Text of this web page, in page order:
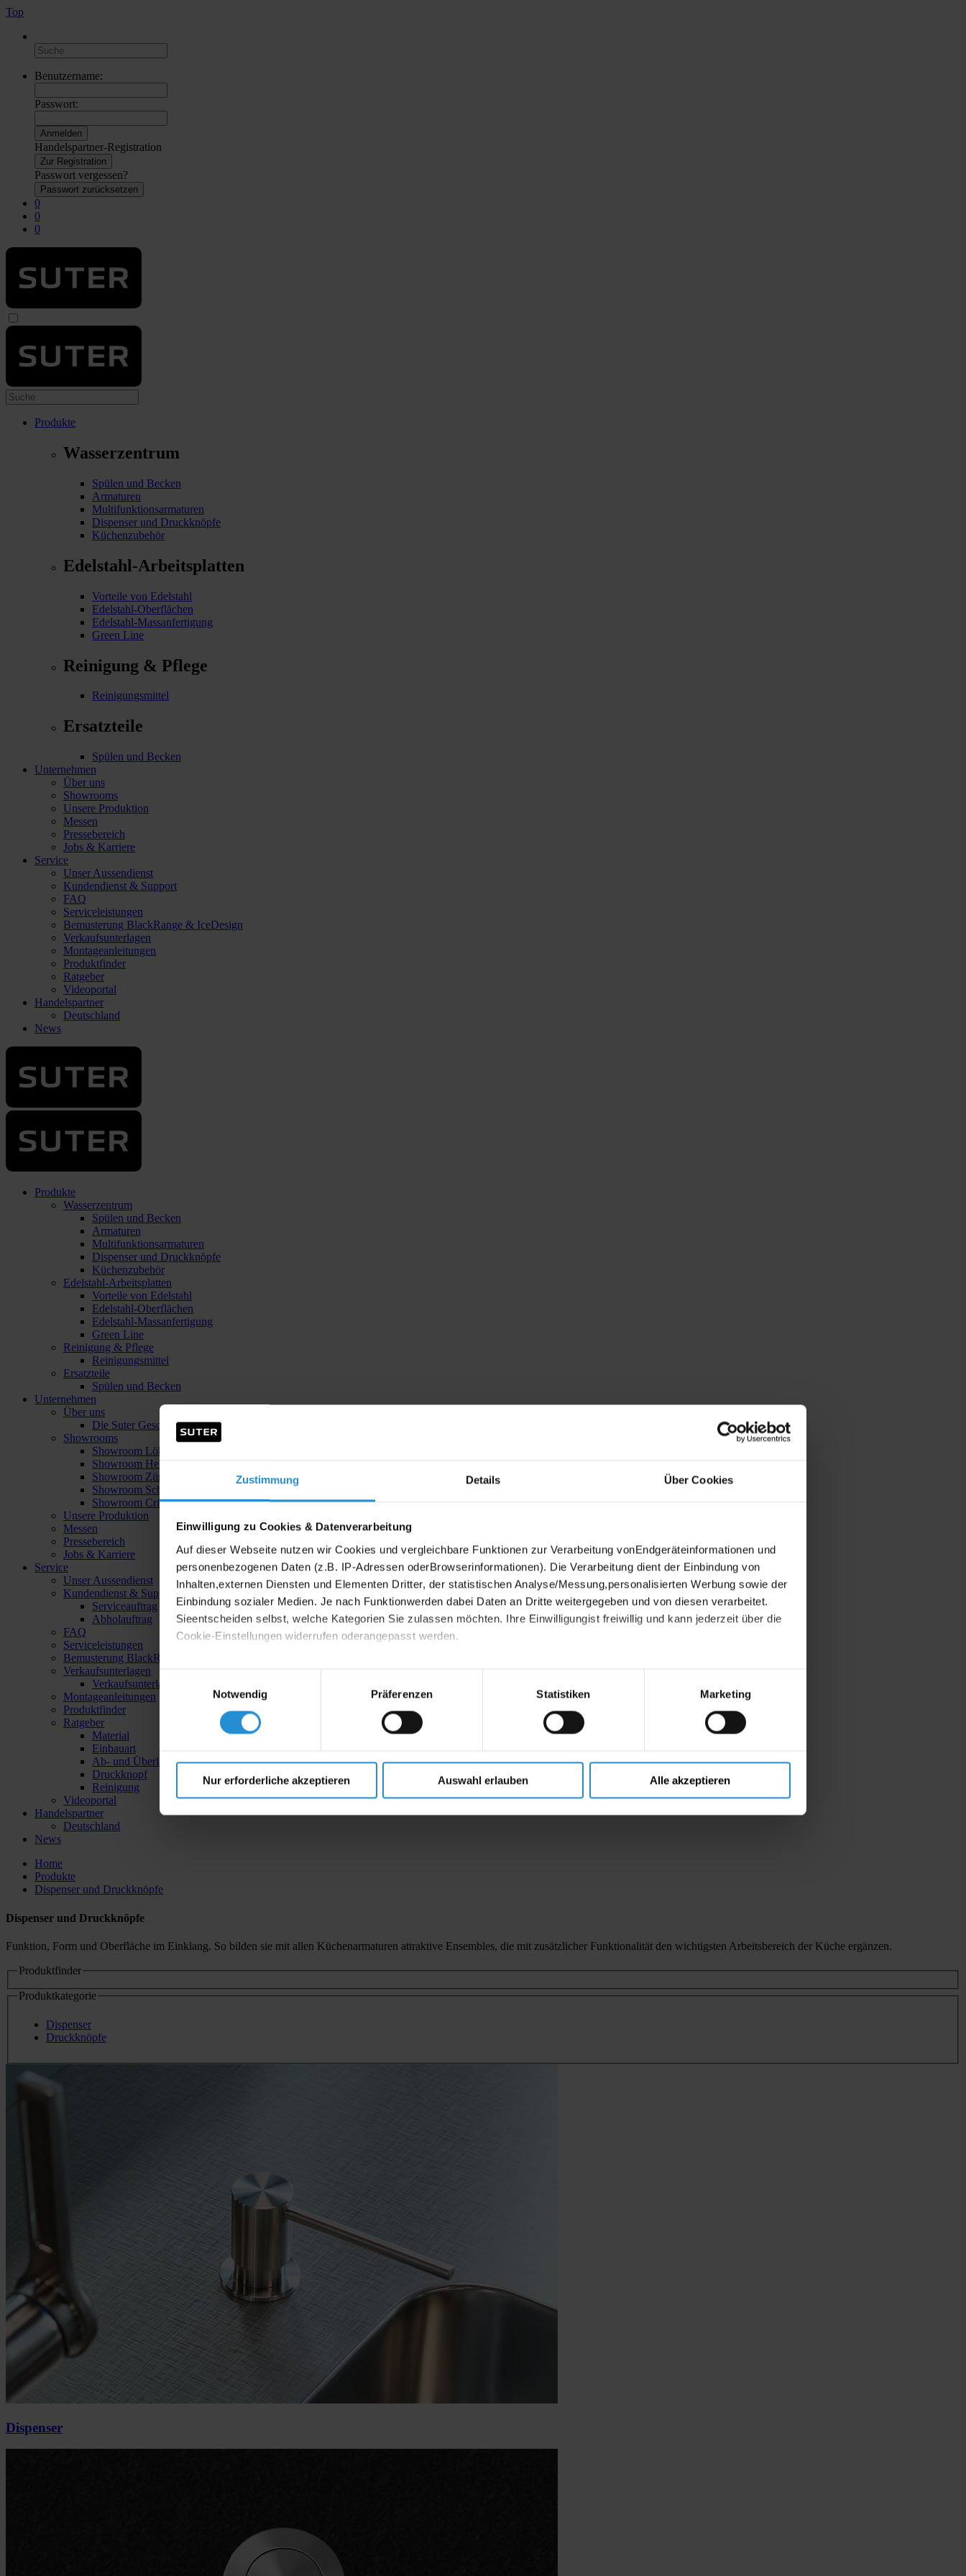
Zustimmung Details Über Cookies
Einwilligung zu Cookies & Datenverarbeitung
Auf dieser Webseite nutzen wir Cookies und vergleichbare Funktionen zur Verarbeitung vonEndgeräteinformationen und
personenbezogenen Daten (z.B. IP-Adressen oderBrowserinformationen). Die Verarbeitung dient der Einbindung von
Inhalten,externen Diensten und Elementen Dritter, der statistischen Analyse/Messung,personalisierten Werbung sowie der
Einbindung sozialer Medien. Je nach Funktionwerden dabei Daten an Dritte weitergegeben und von diesen verarbeitet.
Sieentscheiden selbst, welche Kategorien Sie zulassen möchten. Ihre Einwilligungist freiwillig und kann jederzeit über die
Cookie-Einstellungen widerrufen oderangepasst werden.
Impressum
Notwendig
Präferenzen Statistiken Marketing
Nur erforderliche akzeptieren Auswahl erlauben Alle akzeptieren
Top
Benutzername:
Passwort:
Handelspartner-Registration
Zur Registration
Passwort vergessen?
Passwort zurücksetzen
0
0
0
Produkte
Wasserzentrum
Spülen und Becken
Armaturen
Multifunktionsarmaturen
Dispenser und Druckknöpfe
Küchenzubehör
Edelstahl-Arbeitsplatten
Vorteile von Edelstahl
Edelstahl-Oberflächen
Edelstahl-Massanfertigung
Green Line
Reinigung & Pflege
Reinigungsmittel
Ersatzteile
Spülen und Becken
Unternehmen
Über uns
Showrooms
Unsere Produktion
Messen
Pressebereich
Jobs & Karriere
Service
Unser Aussendienst
Kundendienst & Support
FAQ
Serviceleistungen
Bemusterung BlackRange & IceDesign
Verkaufsunterlagen
Montageanleitungen
Produktfinder
Ratgeber
Videoportal
Handelspartner
Deutschland
News
Produkte
Wasserzentrum
Spülen und Becken
Armaturen
Multifunktionsarmaturen
Dispenser und Druckknöpfe
Küchenzubehör
Edelstahl-Arbeitsplatten
Vorteile von Edelstahl
Edelstahl-Oberflächen
Edelstahl-Massanfertigung
Green Line
Reinigung & Pflege
Reinigungsmittel
Ersatzteile
Spülen und Becken
Unternehmen
Über uns
Die Suter Geschichte
Showrooms
Showroom Löhne
Showroom Herford
Showroom Zürich
Showroom Schinznach-Bad
Showroom Crissier
Unsere Produktion
Messen
Pressebereich
Jobs & Karriere
Service
Unser Aussendienst
Kundendienst & Support
Serviceauftrag
Abholauftrag
FAQ
Serviceleistungen
Bemusterung BlackRange & IceDesign
Verkaufsunterlagen
Verkaufsunterlagen - Bestätigung
Montageanleitungen
Produktfinder
Ratgeber
Material
Einbauart
Ab- und Überlauftechnik
Druckknopf
Reinigung
Videoportal
Handelspartner
Deutschland
News
Home
Produkte
Dispenser und Druckknöpfe
Dispenser und Druckknöpfe
Funktion, Form und Oberfläche im Einklang. So bilden sie mit allen Küchenarmaturen attraktive Ensembles, die mit zusätzlicher Funktionalität den wichtigsten Arbeitsbereich der Küche ergänzen.
Produktfinder
Produktkategorie
Dispenser
Druckknöpfe
Dispenser